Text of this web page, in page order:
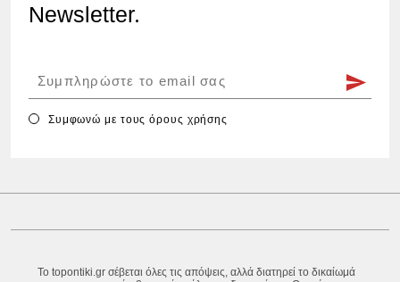
Newsletter.
Συμφωνώ με τουςόρους χρήσης
Το topontiki.gr σέβεται όλες τις απόψεις, αλλά διατηρεί το δικαίωμά